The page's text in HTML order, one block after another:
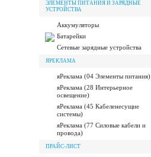
ЭЛЕМЕНТЫ ПИТАНИЯ И ЗАРЯДНЫЕ
УСТРОЙСТВА
Аккумуляторы
Батарейки
Сетевые зарядные устройства
ЯРЕКЛАМА
яРеклама (04 Элементы питания)
яРеклама (28 Интерьерное
освещение)
яРеклама (45 Кабеленесущие
системы)
яРеклама (77 Силовые кабели и
провода)
ПРАЙС-ЛИСТ